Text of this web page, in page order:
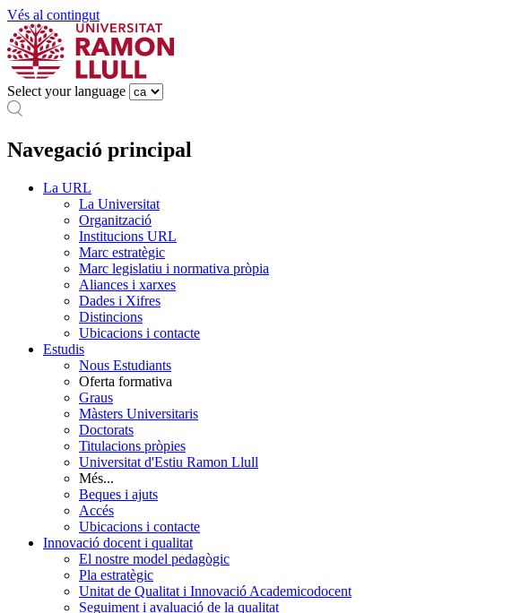
Vés al contingut
Select your language
Navegació principal
La URL
La Universitat
Organització
Institucions URL
Marc estratègic
Marc legislatiu i normativa pròpia
Aliances i xarxes
Dades i Xifres
Distincions
Ubicacions i contacte
Estudis
Nous Estudiants
Oferta formativa
Graus
Màsters Universitaris
Doctorats
Titulacions pròpies
Universitat d'Estiu Ramon Llull
Més...
Beques i ajuts
Accés
Ubicacions i contacte
Innovació docent i qualitat
El nostre model pedagògic
Pla estratègic
Unitat de Qualitat i Innovació Academicodocent
Seguiment i avaluació de la qualitat